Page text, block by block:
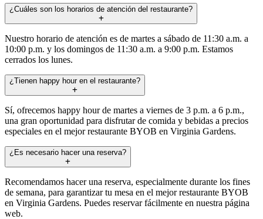
¿Cuáles son los horarios de atención del restaurante?
Nuestro horario de atención es de martes a sábado de 11:30 a.m. a
10:00 p.m. y los domingos de 11:30 a.m. a 9:00 p.m. Estamos
cerrados los lunes.
¿Tienen happy hour en el restaurante?
Sí, ofrecemos happy hour de martes a viernes de 3 p.m. a 6 p.m.,
una gran oportunidad para disfrutar de comida y bebidas a precios
especiales en el mejor restaurante BYOB en Virginia Gardens.
¿Es necesario hacer una reserva?
Recomendamos hacer una reserva, especialmente durante los fines
de semana, para garantizar tu mesa en el mejor restaurante BYOB
en Virginia Gardens. Puedes reservar fácilmente en nuestra página
web.